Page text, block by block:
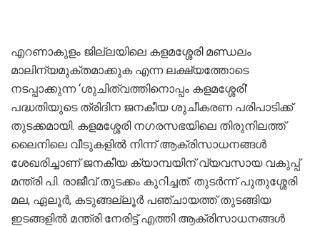
എറണാകുളം ജില്ലയിലെ കളമശ്ശേരി മണ്ഡലം
മാലിന്യമുക്തമാക്കുക എന്ന ലക്ഷ്യത്തോടെ
നടപ്പാക്കുന്ന ‘ശുചിത്വത്തിനൊപ്പം കളമശ്ശേരി’
പദ്ധതിയുടെ ത്രിദിന ജനകീയ ശുചീകരണ പരിപാടിക്ക്
തുടക്കമായി. കളമശ്ശേരി നഗരസഭയിലെ തിരുനിലത്ത്
ലൈനിലെ വീടുകളിൽ നിന്ന് ആക്രിസാധനങ്ങൾ
ശേഖരിച്ചാണ് ജനകീയ ക്യാമ്പയിന് വ്യവസായ വകുപ്പ്
മന്ത്രി പി. രാജീവ് തുടക്കം കുറിച്ചത്. തുടർന്ന് പുതുശ്ശേരി
മല, ഏലൂർ, കടുങ്ങല്ലൂർ പഞ്ചായത്ത് തുടങ്ങിയ
ഇടങ്ങളിൽ മന്ത്രി നേരിട്ട് എത്തി ആക്രിസാധനങ്ങൾ